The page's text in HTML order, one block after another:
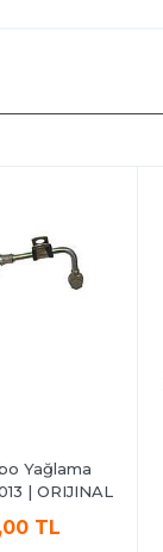
Yağlama
| ORIJINAL
TL